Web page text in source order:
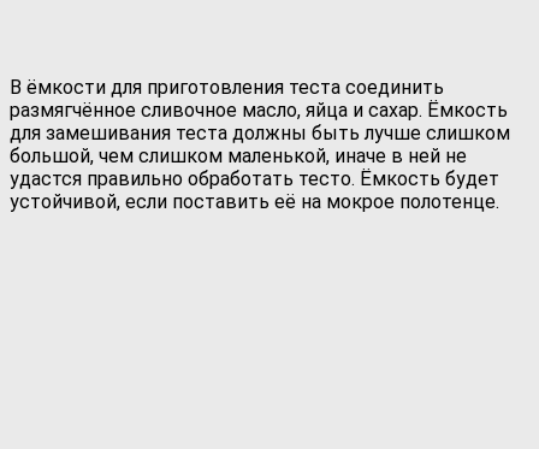
В ёмкости для приготовления теста соединить
размягчённое сливочное масло, яйца и сахар. Ёмкость
для замешивания теста должны быть лучше слишком
большой, чем слишком маленькой, иначе в ней не
удастся правильно обработать тесто. Ёмкость будет
устойчивой, если поставить её на мокрое полотенце.